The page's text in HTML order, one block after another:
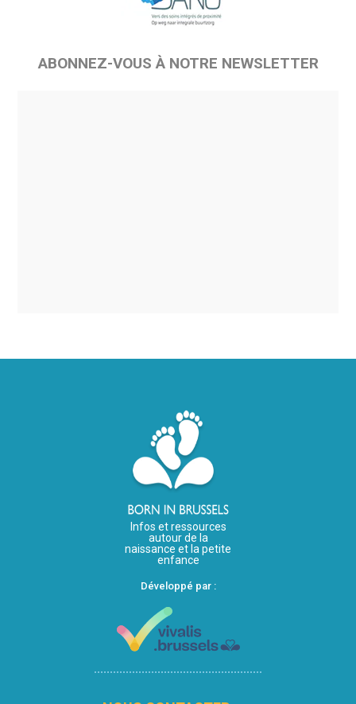
ABONNEZ-VOUS À NOTRE NEWSLETTER
Infos et ressources
autour de la
naissance et la petite
enfance
Développé par :